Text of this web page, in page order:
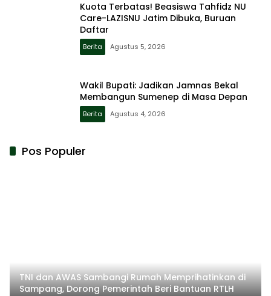
Kuota Terbatas! Beasiswa Tahfidz NU
Care-LAZISNU Jatim Dibuka, Buruan
Daftar
Berita Agustus 5, 2026
Wakil Bupati: Jadikan Jamnas Bekal
Membangun Sumenep di Masa Depan
Berita Agustus 4, 2026
Pos Populer
TNI dan AWAS Sambangi Rumah Memprihatinkan di
Sampang, Dorong Pemerintah Beri Bantuan RTLH